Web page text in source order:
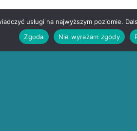
usługi na najwyższym poziomie.
Zgoda
Nie wyrażam zgody